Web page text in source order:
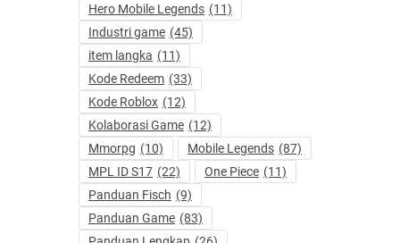
Hero Mobile Legends (11)
Industri game (45)
item langka (11)
Kode Redeem (33)
Kode Roblox (12)
Kolaborasi Game (12)
Mmorpg (10) Mobile Legends (87)
MPL ID S17 (22) One Piece (11)
Panduan Fisch (9)
Panduan Game (83)